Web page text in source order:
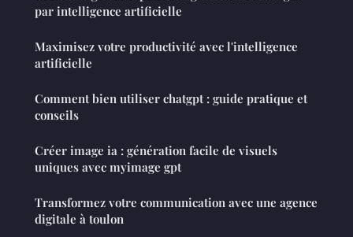
par intelligence artificielle
Maximisez votre productivité avec l'intelligence
artificielle
Comment bien utiliser chatgpt : guide pratique et
conseils
Créer image ia : génération facile de visuels
uniques avec myimage gpt
Transformez votre communication avec une agence
digitale à toulon